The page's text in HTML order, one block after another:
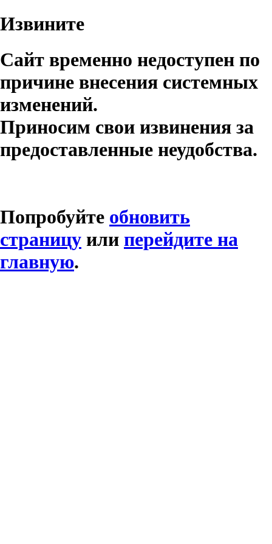
Извините
Сайт временно недоступен по
причине внесения системных
изменений.
Приносим свои извинения за
предоставленные неудобства.
Попробуйте обновить
страницу или перейдите на
главную.